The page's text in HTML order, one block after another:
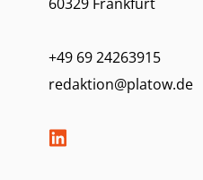
+49 69 24263915
redaktion@platow.de